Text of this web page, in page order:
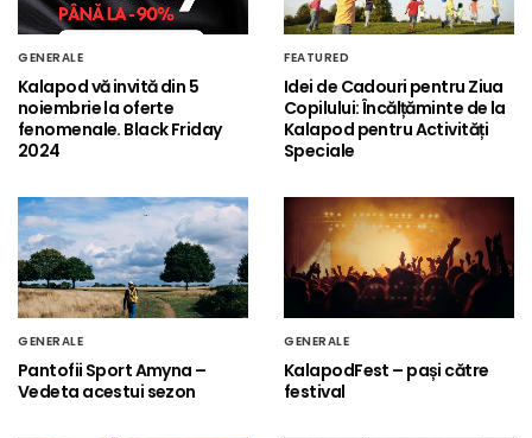
GENERALE
Kalapod vă invită din 5
noiembrie la oferte
fenomenale. Black Friday
2024
FEATURED
Idei de Cadouri pentru Ziua
Copilului: Încălțăminte de la
Kalapod pentru Activități
Speciale
GENERALE
Pantofii Sport Amyna –
Vedeta acestui sezon
GENERALE
KalapodFest – pași către
festival